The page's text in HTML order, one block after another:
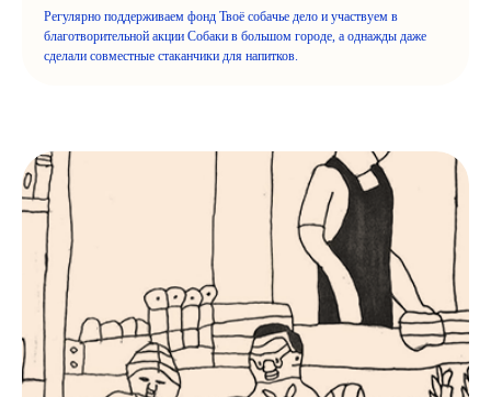
Регулярно поддерживаем фонд Твоё собачье дело и участвуем в
благотворительной акции Собаки в большом городе, а однажды даже
сделали совместные стаканчики для напитков.